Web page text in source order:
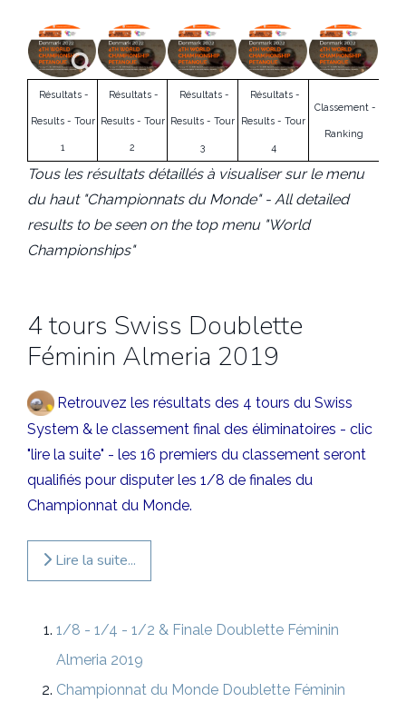
Résultats -
Results - Tour
1
Résultats -
Results - Tour
2
Résultats -
Results - Tour
3
Résultats -
Results - Tour
4
Classement -
Ranking
Tous les résultats détaillés à visualiser sur le menu
du haut "Championnats du Monde" - All detailed
results to be seen on the top menu "World
Championships"
4 tours Swiss Doublette
Féminin Almeria 2019
Retrouvez les résultats des 4 tours du Swiss
System & le classement final des éliminatoires - clic
"lire la suite" - les 16 premiers du classement seront
qualifiés pour disputer les 1/8 de finales du
Championnat du Monde.
Lire la suite...
1/8 - 1/4 - 1/2 & Finale Doublette Féminin
Almeria 2019
Championnat du Monde Doublette Féminin